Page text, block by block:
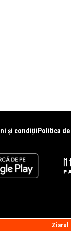
și condiții Politica
Ziarul